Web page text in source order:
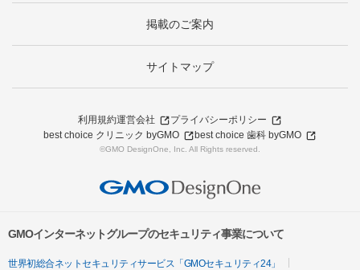
掲載のご案内
サイトマップ
利用規約運営会社
プライバシーポリシー
best choice クリニック byGMO
best choice 歯科 byGMO
©GMO DesignOne, Inc. All Rights reserved.
GMOインターネットグループのセキュリティ事業について
世界初総合ネットセキュリティサービス「GMOセキュリティ24」